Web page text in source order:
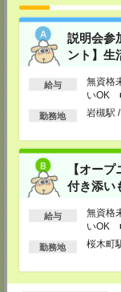
説明会参
ント】生
給与
無資格
いOK
以上
勤務地 岩槻駅
【オー
付き添い
給与
無資格
いOK
以上
勤務地 桜木町
東京都新宿区新宿2-3-
TEL：0120-457-235
MAIL：
担当：採用担当
メディカルケア事業
東京都立川市錦町1-12-
TEL：0120-934-200
担当：採用担当
メディカルケア事
東京都町田市森野1-7-
TEL：0120-453-285
MAIL：
担当：採用担当
メディカルケア事
神奈川県横浜市保土ケ
2F B区画
MAIL：
担当：採用担当